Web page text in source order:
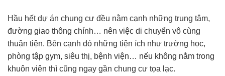
Hầu hết dự án chung cư đều nằm cạnh những trung tâm,
đường giao thông chính… nên việc di chuyển vô cùng
thuận tiện. Bên cạnh đó những tiện ích như trường học,
phòng tập gym, siêu thị, bệnh viện… nếu không nằm trong
khuôn viên thì cũng ngay gần chung cư tọa lạc.